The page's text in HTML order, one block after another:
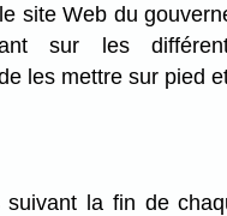
site Web du
sur les
les mettre sur pied
la fin de